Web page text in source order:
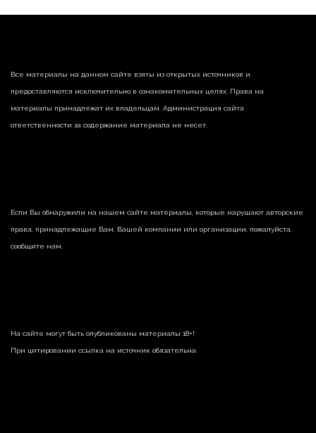
Все материалы на данном сайте взяты из открытых источников и
предоставляются исключительно в ознакомительных целях. Права на
материалы принадлежат их владельцам. Администрация сайта
ответственности за содержание материала не несет.
Если Вы обнаружили на нашем сайте материалы, которые нарушают авторские
права, принадлежащие Вам, Вашей компании или организации, пожалуйста,
сообщите нам.
На сайте могут быть опубликованы материалы 18+!
При цитировании ссылка на источник обязательна.